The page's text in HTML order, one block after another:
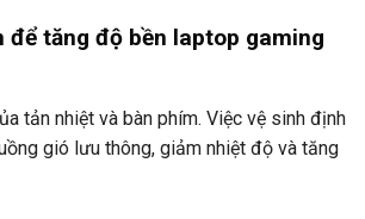
để tăng độ bền laptop gaming
tản nhiệt và bàn phím. Việc vệ sinh định
gió lưu thông, giảm nhiệt độ và tăng